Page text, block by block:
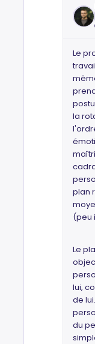
Le
la
plan
(peu
Le
lui,
de
du